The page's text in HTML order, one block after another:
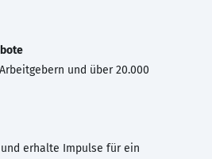
und über 20.000
erhalte Impulse für ein